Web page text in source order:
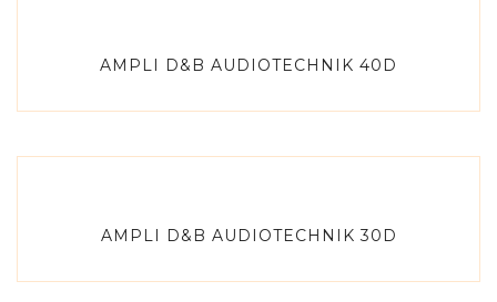
AMPLI D&B AUDIOTECHNIK 40D
AMPLI D&B AUDIOTECHNIK 30D